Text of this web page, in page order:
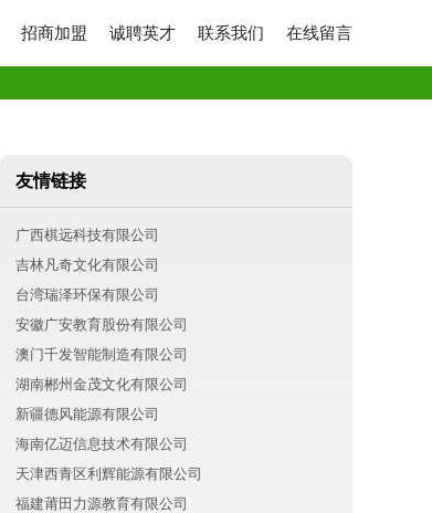
招商加盟 诚聘英才 联系我们 在线留言
友情链接
广西棋远科技有限公司
吉林凡奇文化有限公司
台湾瑞泽环保有限公司
安徽广安教育股份有限公司
澳门千发智能制造有限公司
湖南郴州金茂文化有限公司
新疆德风能源有限公司
海南亿迈信息技术有限公司
天津西青区利辉能源有限公司
福建莆田力源教育有限公司